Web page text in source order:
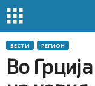
ВЕСТИ РЕГИОН
Во